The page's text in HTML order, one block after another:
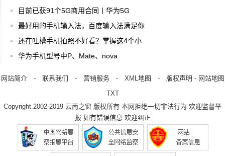
目前已获91个5G商用合同丨华为5G
最好用的手机输入法，百度输入法满足你
还在吐槽手机拍照不好看？掌握这4个小
华为手机型号中P、Mate、nova
网站简介- 联系我们 - 营销服务- XML地图 - 版权声明 - 网站地图
TXT
Copyright.2002-2019 云南之窗 版权所有 本网拒绝一切非法行为 欢迎监督举
报 如有错误信息 欢迎纠正